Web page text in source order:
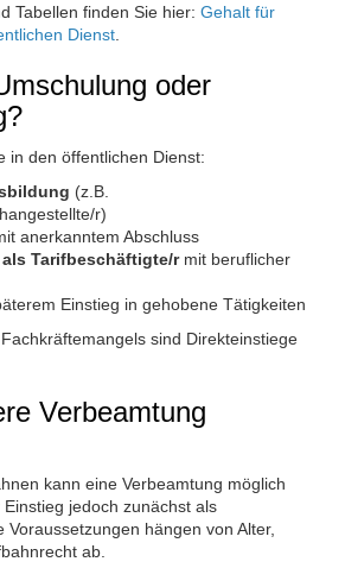
Tabellen finden Sie hier: Gehalt für
Dienst.
oder
in den öffentlichen Dienst:
(z.B.
r)
anerkanntem Abschluss
Tarifbeschäftigte/rmit beruflicher
Einstieg in gehobene Tätigkeiten
sind Direkteinstiege
Verbeamtung
kann eine Verbeamtung möglich
jedoch zunächst als
Voraussetzungen hängen von Alter,
ab.